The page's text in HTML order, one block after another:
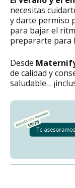
necesitas
y darte permiso
para bajar el
prepararte para
Desde
de calidad y
saludable…